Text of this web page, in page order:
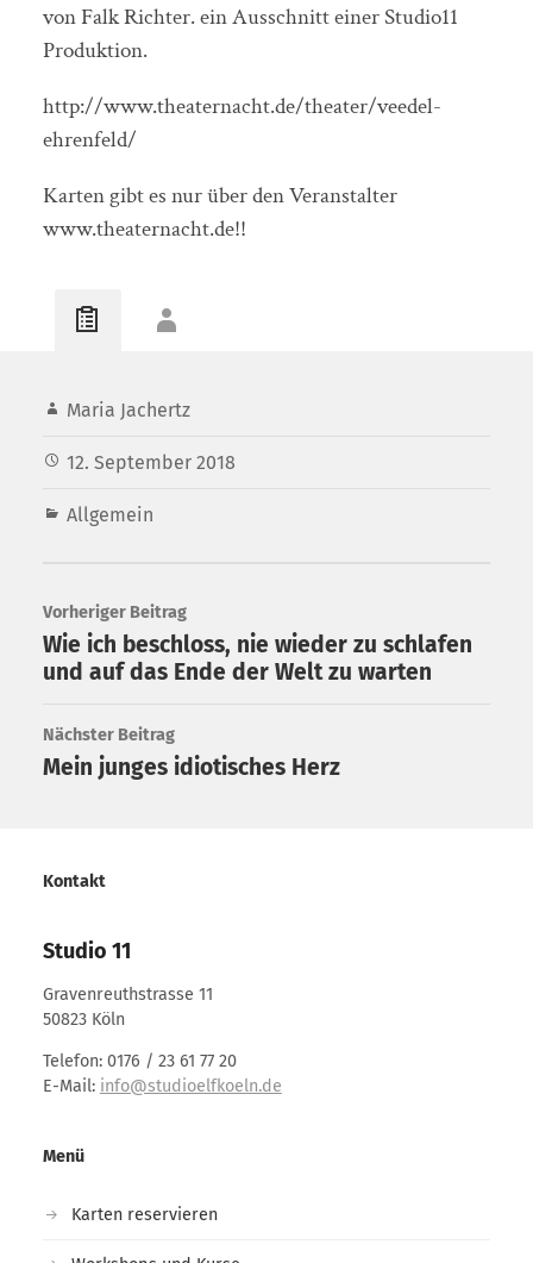
von Falk Richter. ein Ausschnitt einer Studio11
Produktion.
http://www.theaternacht.de/theater/veedel-
ehrenfeld/
Karten gibt es nur über den Veranstalter
www.theaternacht.de!!
Maria Jachertz
12. September 2018
Allgemein
Vorheriger Beitrag
Wie ich beschloss, nie wieder zu schlafen
und auf das Ende der Welt zu warten
Nächster Beitrag
Mein junges idiotisches Herz
Kontakt
Studio 11
Gravenreuthstrasse 11
50823 Köln
Telefon: 0176 / 23 61 77 20
E-Mail: info@studioelfkoeln.de
Menü
Karten reservieren